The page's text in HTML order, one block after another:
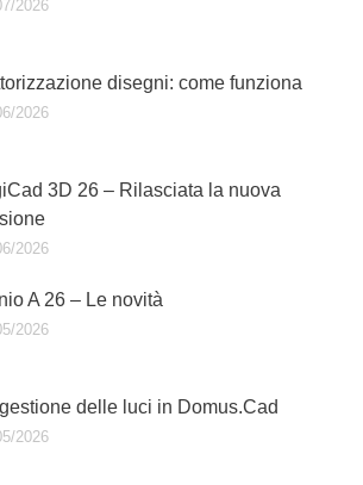
2026
disegni: come funziona
2026
3D 26 – Rilasciata la nuova
2026
A 26 – Le novità
2026
delle luci in Domus.Cad
2026